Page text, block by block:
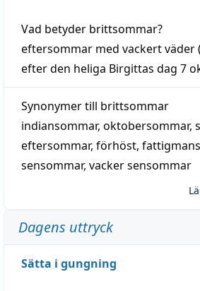
Vad betyder brittsommar?
eftersommar med vackertväder(
efter den heliga Birgittas dag 7
Synonymer till brittsommar
indiansommar, oktobersommar,
eftersommar, förhöst,
sensommar, vacker sensommar
Dagens uttryck
Sätta i gungning